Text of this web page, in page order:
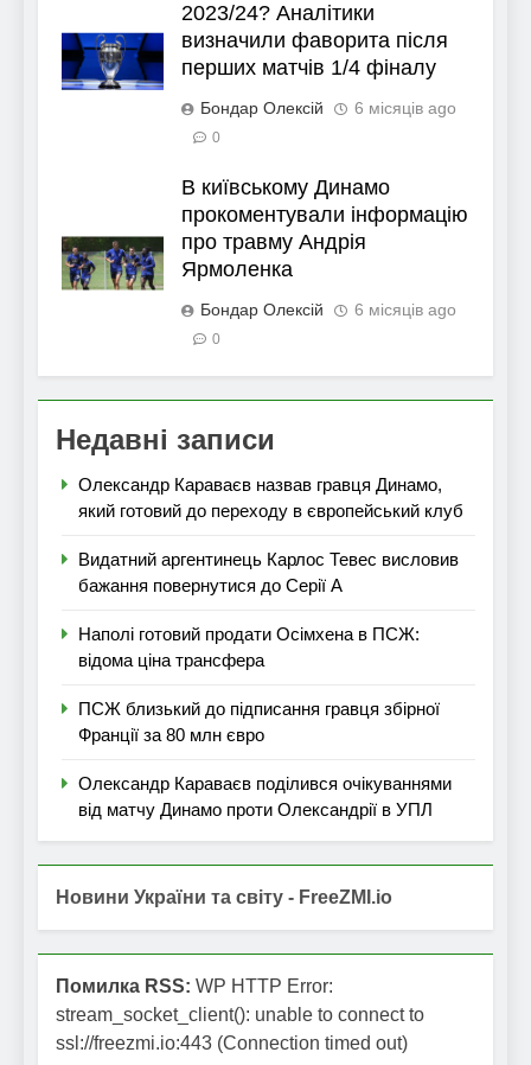
2023/24? Аналітики
визначили фаворита після
перших матчів 1/4 фіналу
Бондар Олексій 6 місяців ago
0
В київському Динамо
прокоментували інформацію
про травму Андрія
Ярмоленка
Бондар Олексій 6 місяців ago
0
Недавні записи
Олександр Караваєв назвав гравця Динамо,
який готовий до переходу в європейський клуб
Видатний аргентинець Карлос Тевес висловив
бажання повернутися до Серії А
Наполі готовий продати Осімхена в ПСЖ:
відома ціна трансфера
ПСЖ близький до підписання гравця збірної
Франції за 80 млн євро
Олександр Караваєв поділився очікуваннями
від матчу Динамо проти Олександрії в УПЛ
Новини України та світу - FreeZMI.io
Помилка RSS: WP HTTP Error:
stream_socket_client(): unable to connect to
ssl://freezmi.io:443 (Connection timed out)